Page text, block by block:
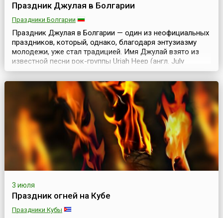
Праздник Джулая в Болгарии
Праздники Болгарии
Праздник Джулая в Болгарии — один из неофициальных
праздников, который, однако, благодаря энтузиазму
молодежи, уже стал традицией. Имя Джулай взято из
известной песни рок-группы Uriah Heep (англ. July
Morning — Июльское утро, 1971). Праздник возник в
конце 1970-х годов в лоно хиппи-движения в Болгарии.
Каждый год с 30 июня на 1 июля к черноморскому
побережью стекаются группы молодых людей из с...
3 июля
Праздник огней на Кубе
Праздники Кубы